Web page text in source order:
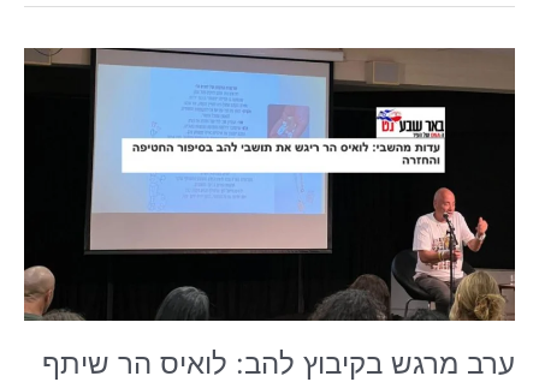
ערב מרגש בקיבוץ להב: לואיס הר שיתף
מרגש
שיתף
עדותו
מהשבי